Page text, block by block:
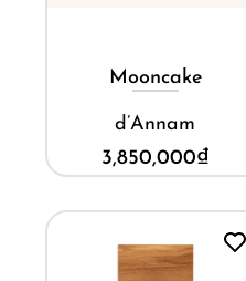
Mooncake
d’Annam
3,850,000₫